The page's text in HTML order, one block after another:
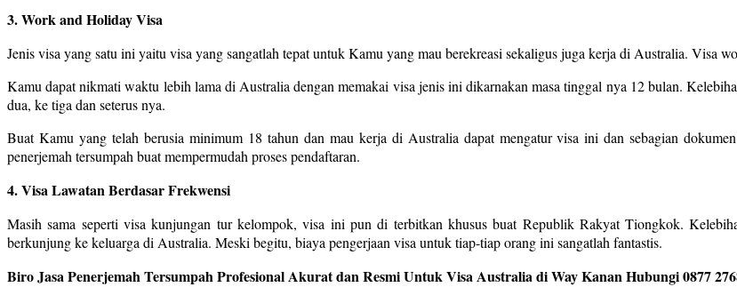
3. Work and Holiday Visa
Jenis visa yang satu ini yaitu visa yang sangatlah tepat untuk Kamu yang mau berekreasi sekaligus juga kerja di Australia. Visa
Kamu dapat nikmati waktu lebih lama di Australia dengan memakai visa jenis ini dikarnakan masa tinggal nya 12 bulan.
dua, ke tiga dan seterus nya.
Buat Kamu yang telah berusia minimum 18 tahun dan mau kerja di Australia dapat mengatur visa ini dan sebagian
penerjemah tersumpah buat mempermudah proses pendaftaran.
4. Visa Lawatan Berdasar Frekwensi
Masih sama seperti visa kunjungan tur kelompok, visa ini pun di terbitkan khusus buat Republik Rakyat Tiongkok.
berkunjung ke keluarga di Australia. Meski begitu, biaya pengerjaan visa untuk tiap-tiap orang ini sangatlah fantastis.
Biro Jasa Penerjemah Tersumpah Profesional Akurat dan Resmi Untuk Visa Australia di Way Kanan Hubungi 0877